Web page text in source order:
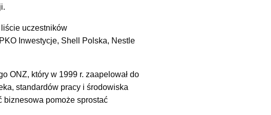
liście uczestników
Inwestycje, Shell Polska, Nestle
ONZ, który w 1999 r. zaapelował do
standardów pracy i środowiska
biznesowa pomoże sprostać